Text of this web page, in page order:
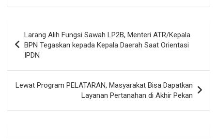
pos
Larang Alih Fungsi Sawah LP2B, Menteri ATR/Kepala
BPN Tegaskan kepada Kepala Daerah Saat Orientasi
IPDN
Lewat Program PELATARAN, Masyarakat Bisa Dapatkan
Layanan Pertanahan di Akhir Pekan